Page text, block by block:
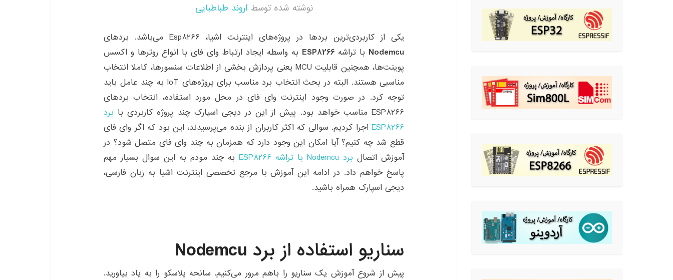
نوشته شده توسط اروند طباطبایی
یکی از کاربردی‌ترین بردها در پروژه‌های اینترنت اشیا، Esp8266 می‌باشد. بردهای
Nodemcu با تراشهESP8266 به واسطه ایجاد ارتباط وای فای با انواع روترها و اکسس
پوینت‌ها، همچنین قابلیت MCU یعنی پردازش بخشی از اطلاعات سنسورها، کاملا انتخاب
مناسبی هستند. البته در بحث انتخاب برد مناسب برای پروژه‌های IoT به چند عامل باید
توجه کرد. در صورت وجود اینترنت وای فای در محل مورد استفاده، انتخاب بردهای
ESP8266 مناسب خواهد بود. پیش از این در دیجی اسپارک چند پروژه کاربردی با
برد
ESP8266 اجرا کردیم. سوالی که اکثر کاربران از بنده می‌پرسیدند، این بود که اگر وای فای
قطع شد چه کنیم؟ آیا امکان این وجود دارد که همزمان به چند وای فای متصل شود؟ در
آموزش اتصال برد Nodemcu با تراشه ESP8266
به چند مودم به این سوال بسیار مهم
پاسخ خواهم داد. در ادامه این آموزش با مرجع تخصصی اینترنت اشیا به زبان فارسی،
دیجی اسپارک همراه باشید.
سناریو استفاده از برد Nodemcu
پیش از شروع آموزش یک سناریو را باهم مرور می‌کنیم. سانحه پلاسکو را به یاد بیاورید.